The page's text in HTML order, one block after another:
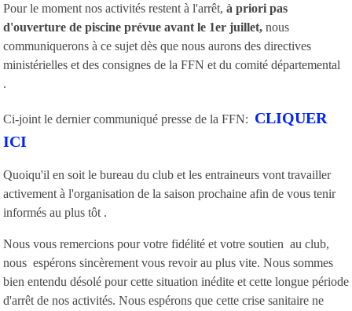
Pour le moment nos activités restent à l'arrêt, à priori pas
d'ouverture de piscine prévue avant le 1er juillet, nous
communiquerons à ce sujet dès que nous aurons des directives
ministérielles et des consignes de la FFN et du comité départemental
.
Ci-joint le dernier communiqué presse de la FFN: CLIQUER
ICI
Quoiqu'il en soit le bureau du club et les entraineurs vont travailler
activement à l'organisation de la saison prochaine afin de vous tenir
informés au plus tôt .
Nous vous remercions pour votre fidélité et votre soutien au club,
nous espérons sincèrement vous revoir au plus vite. Nous sommes
bien entendu désolé pour cette situation inédite et cette longue période
d'arrêt de nos activités. Nous espérons que cette crise sanitaire ne